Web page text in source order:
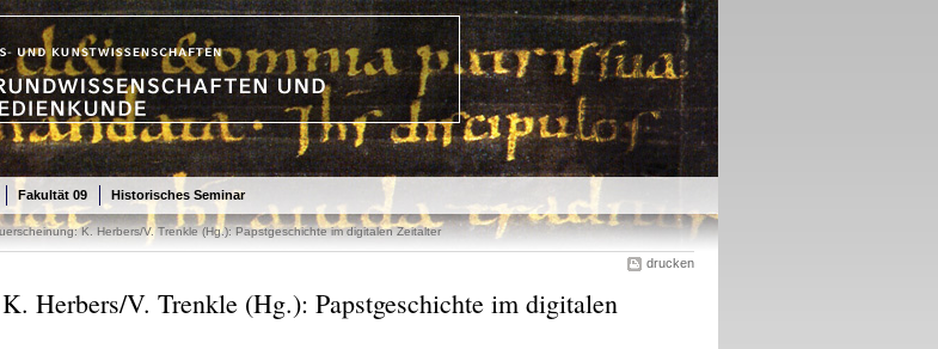
Fakultät 09 Historisches Seminar
K. Herbers/V. Trenkle (Hg.): Papstgeschichte im digitalen Zeitalter
drucken
Herbers/V. Trenkle (Hg.): Papstgeschichte im digitalen